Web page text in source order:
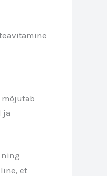
mõjutab
ja
ning
et